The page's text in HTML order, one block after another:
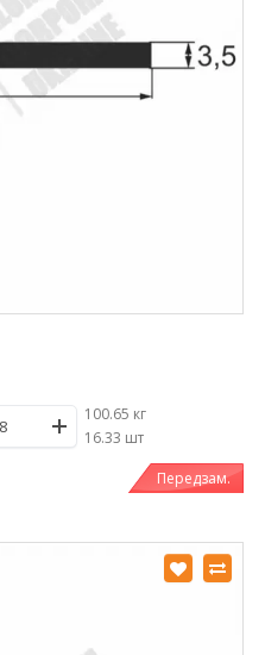
100.65 кг
/16.33 шт
Передзам.